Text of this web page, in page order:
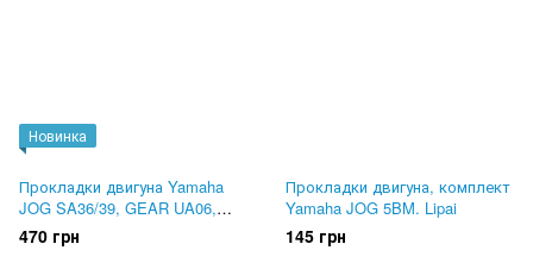
Новинка
Прокладки двигуна Yamaha
JOG SA36/39, GEAR UA06,
VINO, VOX
470 грн
Прокладки двигуна, комплект
Yamaha JOG 5BM. Lipai
145 грн